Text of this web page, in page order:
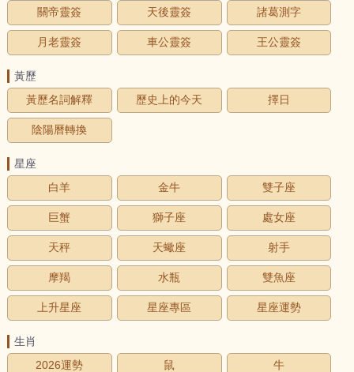
關帝靈簽 天後靈簽 諸葛測字
月老靈簽 車公靈簽 王公靈簽
黃歷
黃歷名詞解釋
歷史上的今天 擇日
陰陽曆轉換
星座
白羊
金牛 雙子座
巨蟹 獅子座 處女座
天秤 天蠍座 射手
摩羯 水瓶 雙魚座
上升星座 星座專區 星座運勢
生肖
2026運勢
鼠 牛